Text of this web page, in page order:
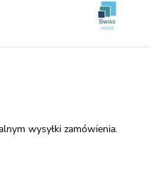
wysyłki zamówienia.